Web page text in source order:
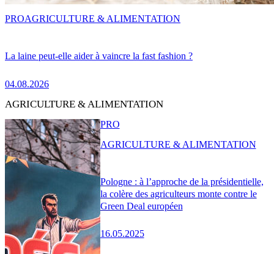
La laine peut-elle aider à vaincre la fast fashion ?
04.08.2026
PROAGRICULTURE & ALIMENTATION
AGRICULTURE & ALIMENTATION
Pologne : à l’approche de la présidentielle,
la colère des agriculteurs monte contre le
Green Deal européen
16.05.2025
PRO
AGRICULTURE & ALIMENTATION